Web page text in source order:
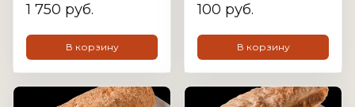
1 750 руб.
В корзину
100 руб.
В корзину